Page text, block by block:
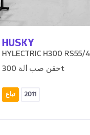
HUSKY
HYLECTRIC H300 RS55/
حقن صب آلة 300t
تباع 2011